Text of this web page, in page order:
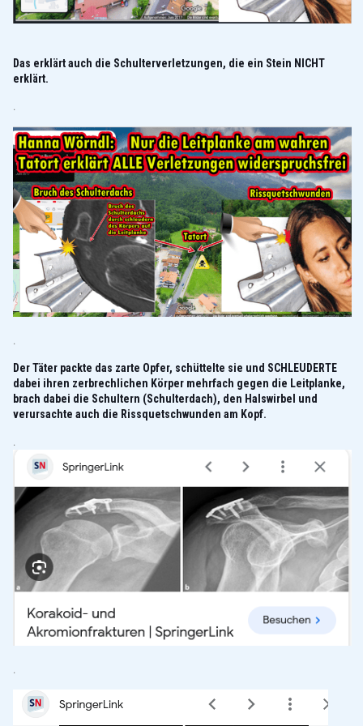
Das erklärt auch die Schulterverletzungen, die ein Stein NICHT
erklärt.
.
.
Der Täter packte das zarte Opfer, schüttelte sie und SCHLEUDERTE
dabei ihren zerbrechlichen Körper mehrfach gegen die Leitplanke,
brach dabei die Schultern (Schulterdach), den Halswirbel und
verursachte auch die Rissquetschwunden am Kopf.
.
.